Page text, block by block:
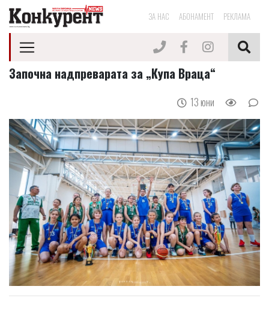
ЗА НАС АБОНАМЕНТ РЕКЛАМА
Започна надпреварата за „Купа Враца“
13 юни